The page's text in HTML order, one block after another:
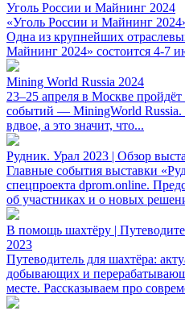
Уголь России и Майнинг 2024
«Уголь России и Майнинг
Одна из крупнейших
Майнинг 2024» состоится 4-7
Mining World Russia 2024
23–25 апреля в Москве
событий — MiningWorld Russia.
вдвое, а это значит, что...
Рудник. Урал 2023 | Обзор
Главные события выставки
спецпроекта dprom.online.
об участниках и о новых
В помощь шахтёру |
2023
Путеводитель для шахтёра:
добывающих и
месте. Рассказываем про